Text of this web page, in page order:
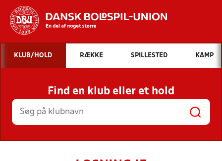
Hvad vil du søge efter?
INDHOLD OG NYHEDER
STILLINGER, RESULTATER, KLUBBER OG
HOLD
KLUB/HOLD RÆKKE SPILLESTED KAMP
Find en klub eller et hold